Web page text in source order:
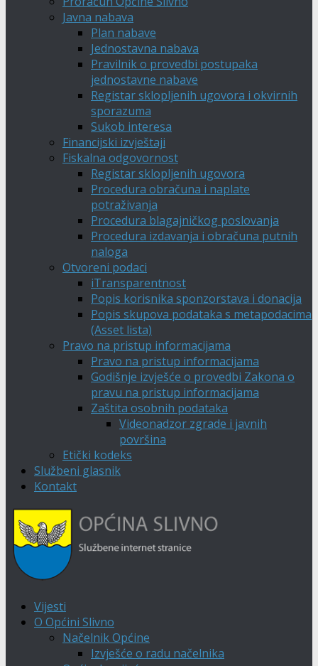
Javna nabava
Plan nabave
Jednostavna nabava
Pravilnik o provedbi postupaka
jednostavne nabave
Registar sklopljenih ugovora i okvirnih
sporazuma
Sukob interesa
Financijski izvještaji
Fiskalna odgovornost
Registar sklopljenih ugovora
Procedura obračuna i naplate
potraživanja
Procedura blagajničkog poslovanja
Procedura izdavanja i obračuna putnih
naloga
Otvoreni podaci
iTransparentnost
Popis korisnika sponzorstava i donacija
Popis skupova podataka s metapodacima
(Asset lista)
Pravo na pristup informacijama
Pravo na pristup informacijama
Godišnje izvješće o provedbi Zakona o
pravu na pristup informacijama
Zaštita osobnih podataka
Videonadzor zgrade i javnih
površina
Etički kodeks
Službeni glasnik
Kontakt
Vijesti
O Općini Slivno
Načelnik Općine
Izvješće o radu načelnika